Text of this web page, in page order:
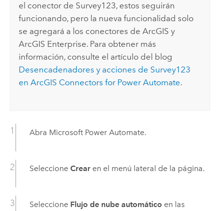
el conector de Survey123, estos seguirán
funcionando, pero la nueva funcionalidad solo
se agregará a los conectores de ArcGIS y
ArcGIS Enterprise. Para obtener más
información, consulte el artículo del blog
Desencadenadores y acciones de Survey123
en ArcGIS Connectors for Power Automate.
Abra Microsoft Power Automate.
Seleccione Crearen el menú lateral de la página.
Seleccione Flujo de nube automático en las